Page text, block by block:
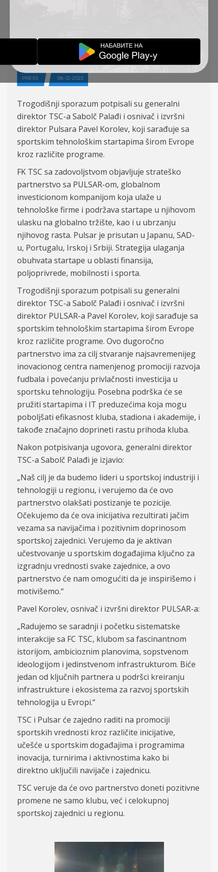
KOMPANIJOM PULSAR
PRESS 08-12-2023
Trogodišnji sporazum potpisali su generalni
direktor TSC-a Sabolč Palađi i osnivač i izvršni
direktor Pulsara Pavel Korolev, koji sarađuje sa
sportskim tehnološkim startapima širom Evrope
kroz različite programe.
FK TSC sa zadovoljstvom objavljuje strateško
partnerstvo sa PULSAR-om, globalnom
investicionom kompanijom koja ulaže u
tehnološke firme i podržava startape u njihovom
ulasku na globalno tržište, kao i u ubrzanju
njihovog rasta. Pulsar je prisutan u Japanu, SAD-
u, Portugalu, Irskoj i Srbiji. Strategija ulaganja
obuhvata startape u oblasti finansija,
poljoprivrede, mobilnosti i sporta.
Trogodišnji sporazum potpisali su generalni
direktor TSC-a Sabolč Palađi i osnivač i izvršni
direktor PULSAR-a Pavel Korolev, koji sarađuje sa
sportskim tehnološkim startapima širom Evrope
kroz različite programe. Ovo dugoročno
partnerstvo ima za cilj stvaranje najsavremenijeg
inovacionog centra namenjenog promociji razvoja
fudbala i povećanju privlačnosti investicija u
sportsku tehnologiju. Posebna podrška će se
pružiti startapima i IT preduzećima koja mogu
poboljšati efikasnost kluba, stadiona i akademije, i
takođe značajno doprineti rastu prihoda kluba.
Nakon potpisivanja ugovora, generalni direktor
TSC-a Sabolč Palađi je izjavio:
„Naš cilj je da budemo lideri u sportskoj industriji i
tehnologiji u regionu, i verujemo da će ovo
partnerstvo olakšati postizanje te pozicije.
Očekujemo da će ova inicijativa rezultirati jačim
vezama sa navijačima i pozitivnim doprinosom
sportskoj zajednici. Verujemo da je aktivan
učestvovanje u sportskim događajima ključno za
izgradnju vrednosti svake zajednice, a ovo
partnerstvo će nam omogućiti da je inspirišemo i
motivišemo.“
Pavel Korolev, osnivač i izvršni direktor PULSAR-a:
„Radujemo se saradnji i početku sistematske
interakcije sa FC TSC, klubom sa fascinantnom
istorijom, ambicioznim planovima, sopstvenom
ideologijom i jedinstvenom infrastrukturom. Biće
jedan od ključnih partnera u podršci kreiranju
infrastrukture i ekosistema za razvoj sportskih
tehnologija u Evropi.“
TSC i Pulsar će zajedno raditi na promociji
sportskih vrednosti kroz različite inicijative,
učešće u sportskim događajima i programima
inovacija, turnirima i aktivnostima kako bi
direktno uključili navijače i zajednicu.
TSC veruje da će ovo partnerstvo doneti pozitivne
promene ne samo klubu, već i celokupnoj
sportskoj zajednici u regionu.